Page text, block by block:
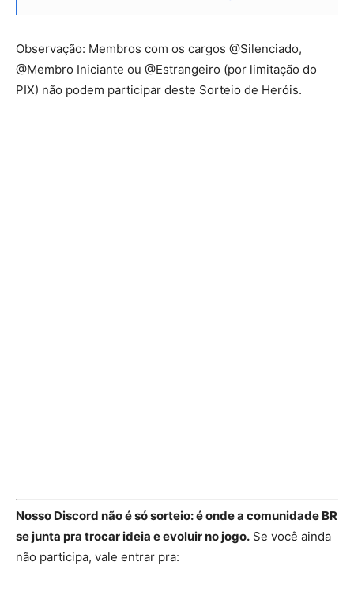
Observação: Membros com os cargos @Silenciado,
@Membro Iniciante ou @Estrangeiro (por limitação do
PIX) não podem participar deste Sorteio de Heróis.
Nosso Discord não é só sorteio: é onde a comunidade BR
se junta pra trocar ideia e evoluir no jogo. Se você ainda
não participa, vale entrar pra: